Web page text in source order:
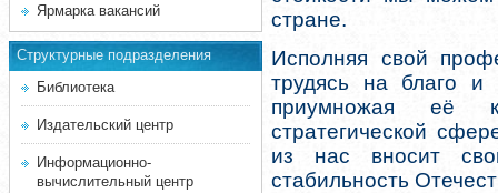
Ярмарка вакансий
Структурные подразделения
Библиотека
Издательский центр
Информационно-
вычислительный центр
стране.
Исполняя свой
трудясь на благо
приумножая её
стратегической
из нас вносит
стабильность